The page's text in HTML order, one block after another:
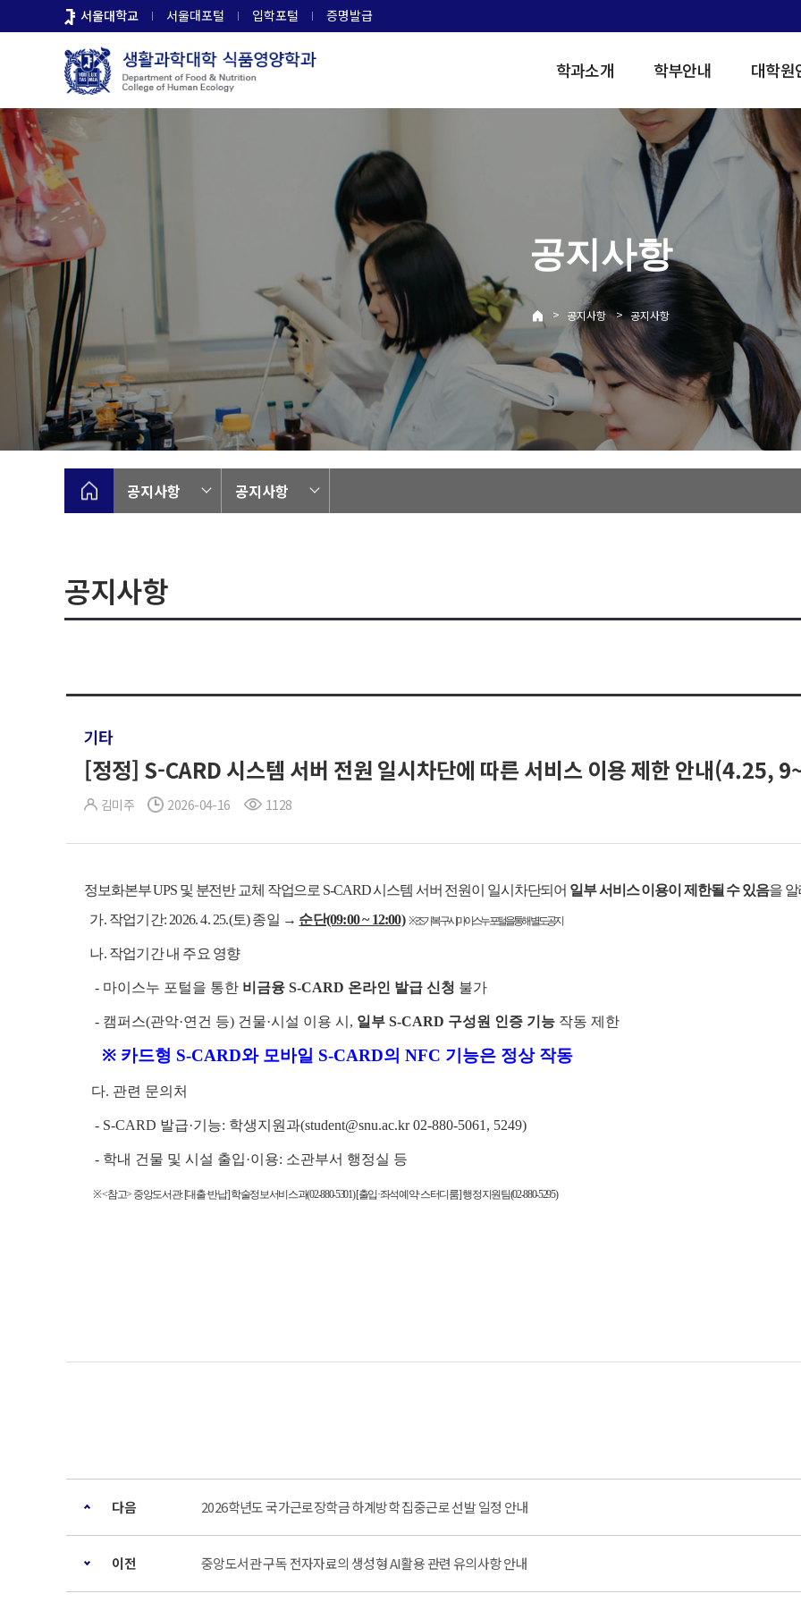
로
뉴
서울대학교 서울대포털 입학포털 증명발급
학과소개 학부안내 대학원
공지사항
> 공지사항 > 공지사항
공지사항 공지사항
공지사항
기타
[정정] S-CARD 시스템 서버 전원 일시차단에 따른 서비스 이용 제한 안내(4.25,
김미주 2026-04-16 1128
정보화본부 UPS 및 분전반 교체 작업으로 S-CARD 시스템 서버 전원이 일시차단되어 일부 서비스 이용이 제한될 수 있음을
가. 작업기간: 2026. 4. 25.(토) 종일 → 순단(09:00 ~ 12:00) ※ 조기 복구 시, 마이스누 포털을 통해 별도 공지
나. 작업기간 내 주요 영향
- 마이스누 포털을 통한 비금융 S-CARD 온라인 발급 신청 불가
- 캠퍼스(관악·연건 등) 건물·시설 이용 시, 일부 S-CARD 구성원 인증 기능 작동 제한
※ 카드형 S-CARD와 모바일 S-CARD의 NFC 기능은 정상 작동
다. 관련 문의처
- S-CARD 발급·기능: 학생지원과(student@snu.ac.kr 02-880-5061, 5249)
- 학내 건물 및 시설 출입·이용: 소관부서 행정실 등
※ <참고> 중앙도서관: [대출·반납] 학술정보서비스과(02-880-5301) [출입·좌석예약·스터디룸] 행정지원팀(02-880-5295)
다음 2026학년도 국가근로장학금 하계방학 집중근로 선발 일정 안내
이전 중앙도서관 구독 전자자료의 생성형 AI활용 관련 유의사항 안내